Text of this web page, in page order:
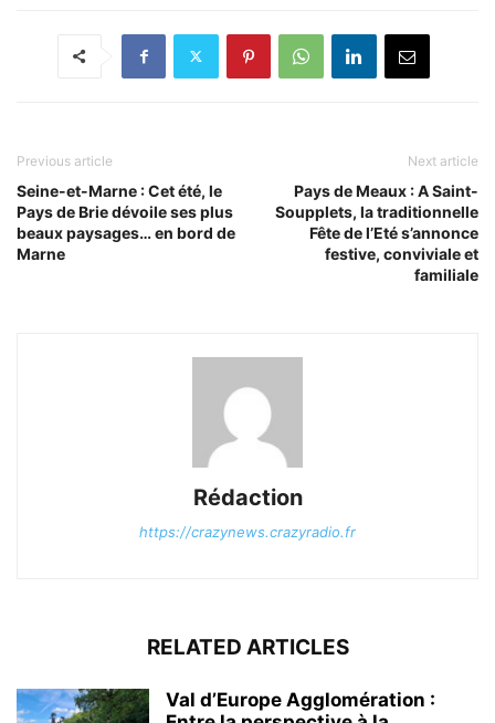
Previous article
Seine-et-Marne : Cet été, le
Pays de Brie dévoile ses plus
beaux paysages… en bord de
Marne
Next article
Pays de Meaux : A Saint-
Soupplets, la traditionnelle
Fête de l’Eté s’annonce
festive, conviviale et
familiale
Rédaction
https://crazynews.crazyradio.fr
RELATED ARTICLES
Val d’Europe Agglomération :